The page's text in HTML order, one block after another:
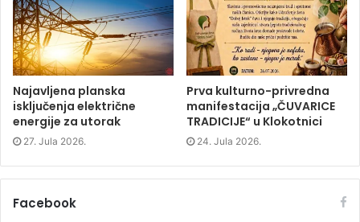
d
o
w
)
o
w
)
d
o
w
)
Najavljena planska
isključenja električne
energije za utorak
27. Jula 2026.
Prva kulturno-privredna
manifestacija „ČUVARICE
TRADICIJE“ u Klokotnici
24. Jula 2026.
Facebook